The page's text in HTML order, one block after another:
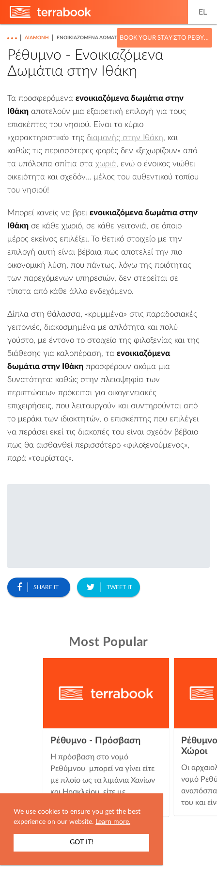
We use cookies to ensure you get the best
experience on our website. Learn more.
GOT IT!
EL
BOOK YOUR STAY ΣΤΟ ΡΈΘΥΜΝΟ
ΔΙΑΜΟΝΉ ΕΝΟΙΚΙΑΖΌΜΕΝΑ ΔΩΜΆΤΙΑ
Ρέθυμνο - Ενοικιαζόμενα
Δωμάτια στην Ιθάκη
Τα προσφερόμενα ενοικιαζόμενα δωμάτια στην
Ιθάκη αποτελούν μια εξαιρετική επιλογή για τους
επισκέπτες του νησιού. Είναι το κύριο
«χαρακτηριστικό» της διαμονής στην Ιθάκη, και
καθώς τις περισσότερες φορές δεν «ξεχωρίζουν» από
τα υπόλοιπα σπίτια στα χωριά, ενώ ο ένοικος νιώθει
οικειότητα και σχεδόν… μέλος του αυθεντικού τοπίου
του νησιού!
Μπορεί κανείς να βρει ενοικιαζόμενα δωμάτια στην
Ιθάκη σε κάθε χωριό, σε κάθε γειτονιά, σε όποιο
μέρος εκείνος επιλέξει. Το θετικό στοιχείο με την
επιλογή αυτή είναι βέβαια πως αποτελεί την πιο
οικονομική λύση, που πάντως, λόγω της ποιότητας
των παρεχόμενων υπηρεσιών, δεν στερείται σε
τίποτα από κάθε άλλο ενδεχόμενο.
Δίπλα στη θάλασσα, «κρυμμένα» στις παραδοσιακές
γειτονιές, διακοσμημένα με απλότητα και πολύ
γούστο, με έντονο το στοιχείο της φιλοξενίας και της
διάθεσης για καλοπέραση, τα ενοικιαζόμενα
δωμάτια στην Ιθάκη προσφέρουν ακόμα μια
δυνατότητα: καθώς στην πλειοψηφία των
περιπτώσεων πρόκειται για οικογενειακές
επιχειρήσεις, που λειτουργούν και συντηρούνται από
το μεράκι των ιδιοκτητών, ο επισκέπτης που επιλέγει
να περάσει εκεί τις διακοπές του είναι σχεδόν βέβαιο
πως θα αισθανθεί περισσότερο «φιλοξενούμενος»,
παρά «τουρίστας».
SHARE IT TWEET IT
ΕΜΦΑΝΙΣΗ ΧΑΡΤΗ
Most Popular
Ρέθυμνο - Πρόσβαση
Η πρόσβαση στο νομό
Ρεθύμνου μπορεί να γίνει είτε
με πλοίο ως τα λιμάνια Χανίων
και Ηρακλείου, είτε με
Χώροι
Οι
νομό
του και